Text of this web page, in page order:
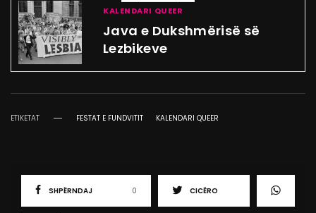
KALENDARI QUEER
Java e Dukshmërisë së
Lezbikeve
ETIKETAT FESTAT E FUNDVITIT KALENDARI QUEER
SHPËRNDAJ 0 CICËRO